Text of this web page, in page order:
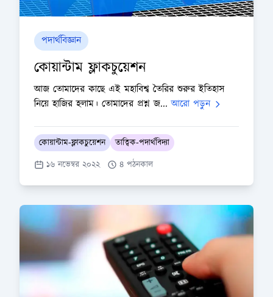
পদার্থবিজ্ঞান
কোয়ান্টাম ফ্লাকচুয়েশন
আজ তোমাদের কাছে এই মহাবিশ্ব তৈরির শুরুর ইতিহাস
নিয়ে হাজির হলাম। তোমাদের প্রশ্ন জ...আরো পড়ুন
কোয়ান্টাম-ফ্লাকচুয়েশন
তাত্বিক-পদার্থবিদ্যা
১৬ নভেম্বর ২০২২
৪ পঠনকাল